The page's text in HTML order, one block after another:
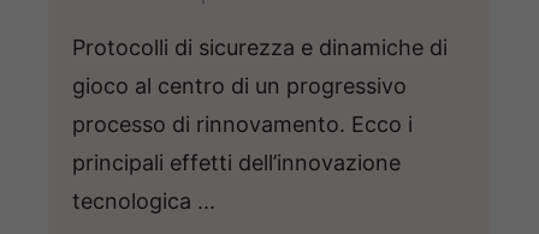
Protocolli di sicurezza e dinamiche di
gioco al centro di un progressivo
processo di rinnovamento. Ecco i
principali effetti dell’innovazione
tecnologica ...